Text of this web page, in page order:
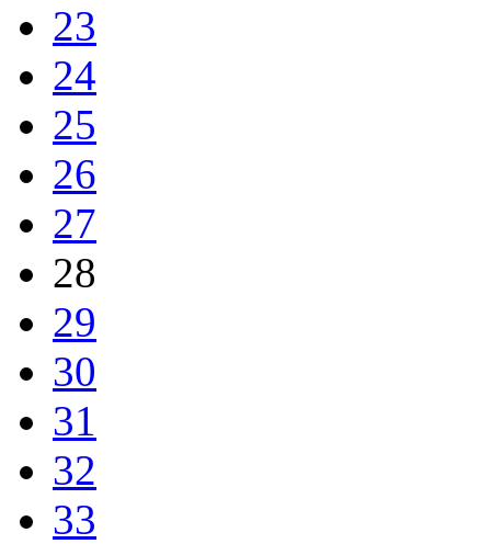
23
24
25
26
27
28
29
30
31
32
33